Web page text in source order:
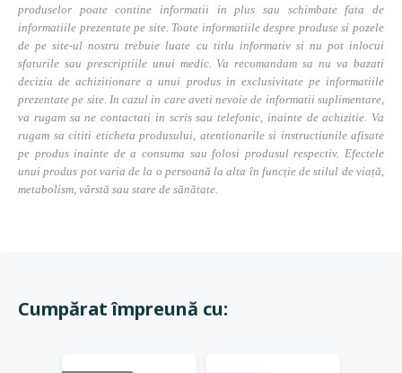
produselor poate contine informatii in plus sau schimbate fata de
informatiile prezentate pe site. Toate informatiile despre produse si pozele
de pe site-ul nostru trebuie luate cu titlu informativ si nu pot inlocui
sfaturile sau prescriptiile unui medic. Va recomandam sa nu va bazati
decizia de achizitionare a unui produs in exclusivitate pe informatiile
prezentate pe site. In cazul in care aveti nevoie de informatii suplimentare,
va rugam sa ne contactati in scris sau telefonic, inainte de achizitie. Va
rugam sa cititi eticheta produsului, atentionarile si instructiunile afisate
pe produs inainte de a consuma sau folosi produsul respectiv. Efectele
unui produs pot varia de la o persoană la alta în funcție de stilul de viață,
metabolism, vârstă sau stare de sănătate.
Cumpărat împreună cu: